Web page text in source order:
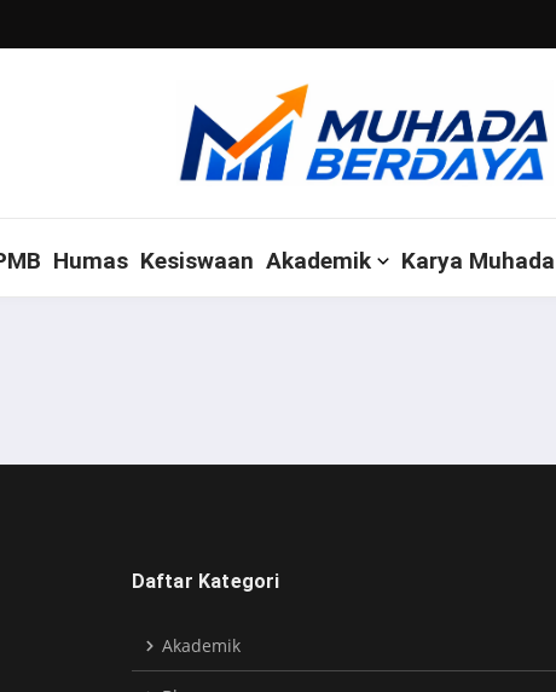
Humas Kesiswaan Akademik Karya Muhada
Daftar Kategori
Akademik